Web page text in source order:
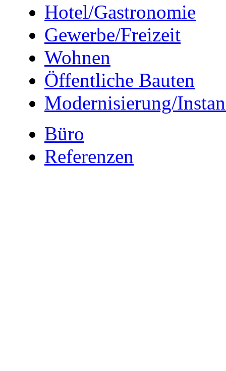
Hotel/Gastronomie
Gewerbe/Freizeit
Wohnen
Öffentliche Bauten
Modernisierung/
Büro
Referenzen